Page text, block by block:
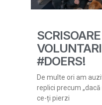
#DOERS!
De multe ori am
replici precum
ce-ți pierzi